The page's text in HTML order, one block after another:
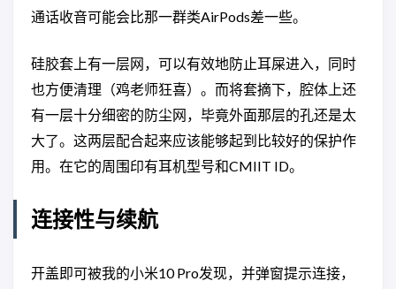
通话收音可能会比那一群类AirPods差一些。
硅胶套上有一层网，可以有效地防止耳屎进入，同时
也方便清理（鸡老师狂喜）。而将套摘下，腔体上还
有一层十分细密的防尘网，毕竟外面那层的孔还是太
大了。这两层配合起来应该能够起到比较好的保护作
用。在它的周围印有耳机型号和CMIIT ID。
连接性与续航
开盖即可被我的小米10 Pro发现，并弹窗提示连接，